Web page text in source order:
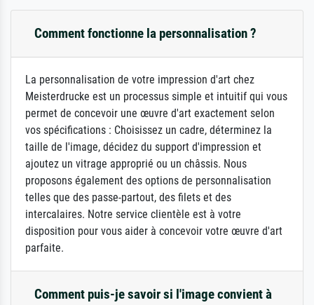
Comment fonctionne la personnalisation ?
La personnalisation de votre impression d'art chez
Meisterdrucke est un processus simple et intuitif qui vous
permet de concevoir une œuvre d'art exactement selon
vos spécifications : Choisissez un cadre, déterminez la
taille de l'image, décidez du support d'impression et
ajoutez un vitrage approprié ou un châssis. Nous
proposons également des options de personnalisation
telles que des passe-partout, des filets et des
intercalaires. Notre service clientèle est à votre
disposition pour vous aider à concevoir votre œuvre d'art
parfaite.
Comment puis-je savoir si l'image convient à